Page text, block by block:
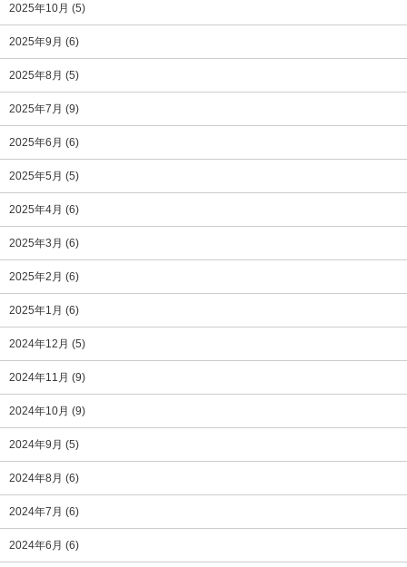
2025年10月 (5)
2025年9月 (6)
2025年8月 (5)
2025年7月 (9)
2025年6月 (6)
2025年5月 (5)
2025年4月 (6)
2025年3月 (6)
2025年2月 (6)
2025年1月 (6)
2024年12月 (5)
2024年11月 (9)
2024年10月 (9)
2024年9月 (5)
2024年8月 (6)
2024年7月 (6)
2024年6月 (6)